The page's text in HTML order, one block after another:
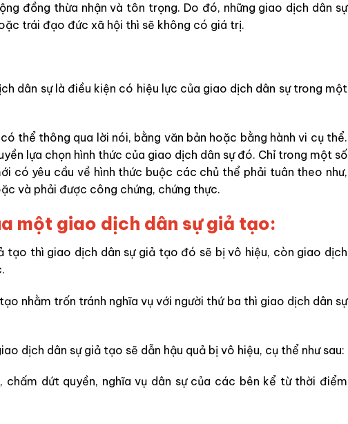
đồng thừa nhận và tôn trọng. Do đó, những giao dịch dân sự
trái đạo đức xã hội thì sẽ không có giá trị.
dân sự là điều kiện có hiệu lực của giao dịch dân sự trong một
thể thông qua lời nói, bằng văn bản hoặc bằng hành vi cụ thể.
lựa chọn hình thức của giao dịch dân sự đó. Chỉ trong một số
có yêu cầu về hình thức buộc các chủ thể phải tuân theo như,
và phải được công chứng, chứng thực.
một giao dịch dân sự giả tạo:
tạo thì giao dịch dân sự giả tạo đó sẽ bị vô hiệu, còn giao dịch
nhằm trốn tránh nghĩa vụ với người thứ ba thì giao dịch dân sự
dịch dân sự giả tạo sẽ dẫn hậu quả bị vô hiệu, cụ thể như sau:
chấm dứt quyền, nghĩa vụ dân sự của các bên kể từ thời điểm